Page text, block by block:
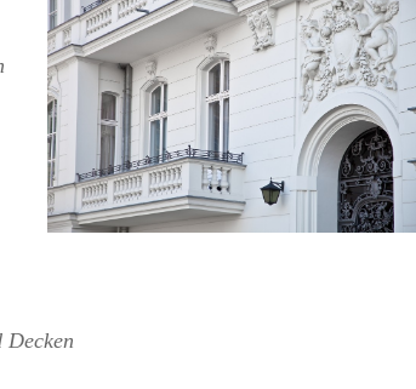
Decken